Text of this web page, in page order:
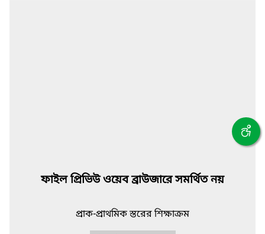
ফাইল প্রিভিউ ওয়েব ব্রাউজারে সমর্থিত নয়
প্রাক-প্রাথমিক স্তরের শিক্ষাক্রম